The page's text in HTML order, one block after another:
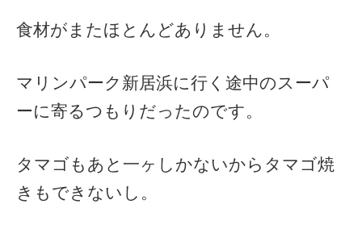
食材がまたほとんどありません。
マリンパーク新居浜に行く途中のスーパ
ーに寄るつもりだったのです。
タマゴもあと一ヶしかないからタマゴ焼
きもできないし。